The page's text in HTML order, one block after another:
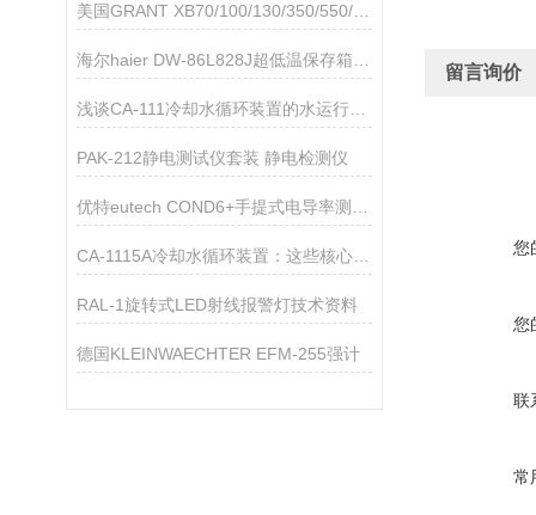
美国GRANT XB70/100/130/350/550/900FZ雪花制冰机技术参数
浅谈CA-111冷却水循环装置的水运行中容易产生的问题
PAK-212静电测试仪套装 静电检测仪
CA-1115A冷却水循环装置：这些核心领域，都离不开它的关键助力！
RAL-1旋转式LED射线报警灯技术资料
德国KLEINWAECHTER EFM-255强计
留言询价
您
您
联
常